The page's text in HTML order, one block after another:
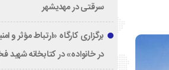
سرقتی در مهدیشهر
برگزاری کارگاه «ارتباط مؤثر و
در خانواده» در کتابخانه شهید